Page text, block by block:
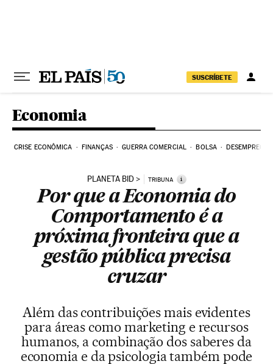
SUSCRÍBETE
Economia
CRISE ECONÔMICA FINANÇAS GUERRA COMERCIAL BOLSA DESEMPREGO
PLANETA BID TRIBUNA i
Por que a Economia do
Comportamento é a
próxima fronteira que a
gestão pública precisa
cruzar
Além das contribuições mais evidentes
para áreas como marketing e recursos
humanos, a combinação dos saberes da
economia e da psicologia também pode